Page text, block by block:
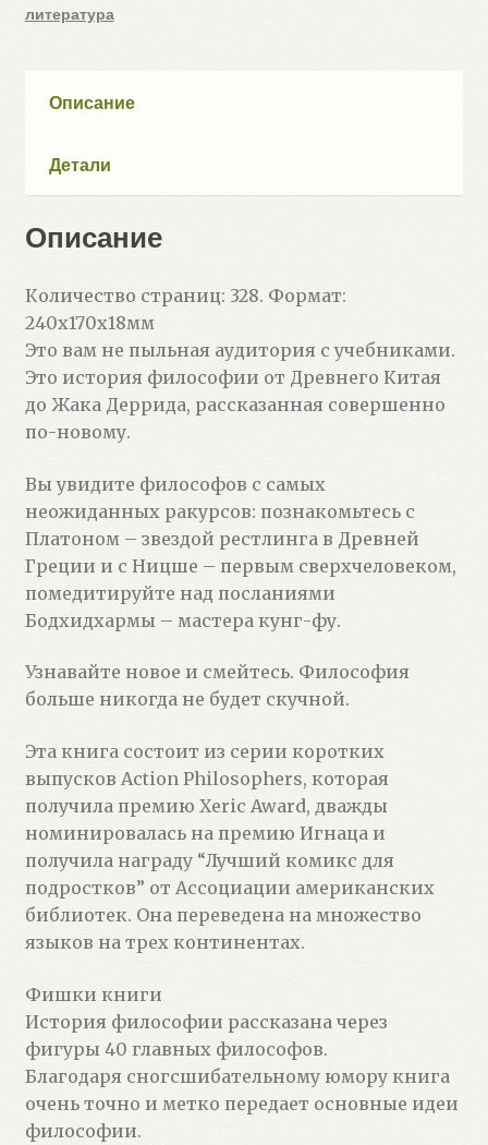
История
комиксе
Фред)
литература
Описание
Детали
Описание
Количество страниц: 328. Формат:
240x170x18мм
Это вам не пыльная аудитория с учебниками.
Это история философии от Древнего Китая
до Жака Деррида, рассказанная совершенно
по-новому.
Вы увидите философов с самых
неожиданных ракурсов: познакомьтесь с
Платоном – звездой рестлинга в Древней
Греции и с Ницше – первым сверхчеловеком,
помедитируйте над посланиями
Бодхидхармы – мастера кунг-фу.
Узнавайте новое и смейтесь. Философия
больше никогда не будет скучной.
Эта книга состоит из серии коротких
выпусков Action Philosophers, которая
получила премию Xeric Award, дважды
номинировалась на премию Игнаца и
получила награду “Лучший комикс для
подростков” от Ассоциации американских
библиотек. Она переведена на множество
языков на трех континентах.
Фишки книги
История философии рассказана через
фигуры 40 главных философов.
Благодаря сногсшибательному юмору книга
очень точно и метко передает основные идеи
философии.